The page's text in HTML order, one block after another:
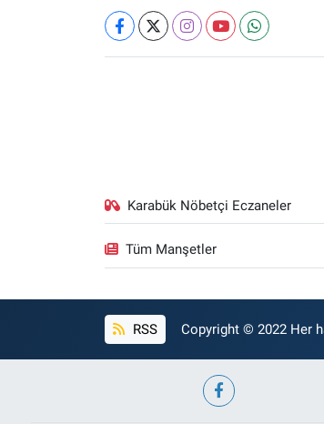
Karabük Nöbetçi Eczaneler
Tüm Manşetler
RSS Copyright © 2022 Her